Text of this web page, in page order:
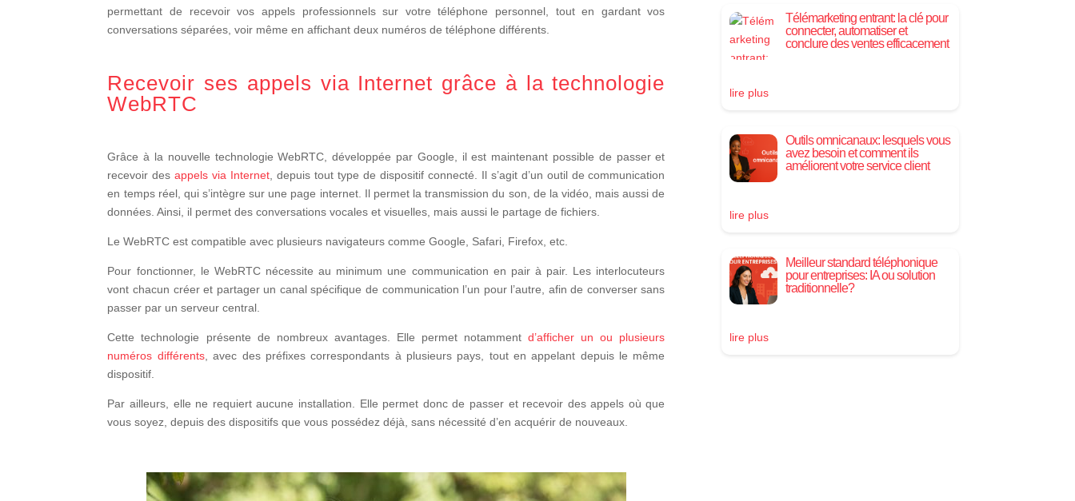
permettant de recevoir vos appels professionnels sur votre téléphone personnel, tout en gardant vos
conversations séparées, voir même en affichant deux numéros de téléphone différents.
Recevoir ses appels via Internet grâce à la technologie
WebRTC
Grâce à la nouvelle technologie WebRTC, développée par Google, il est maintenant possible de passer et
recevoir desappels via Internet , depuis tout type de dispositif connecté. Il s’agit d’un outil de communication
en temps réel, qui s’intègre sur une page internet. Il permet la transmission du son, de la vidéo, mais aussi de
données. Ainsi, il permet des conversations vocales et visuelles, mais aussi le partage de fichiers.
Le WebRTC est compatible avec plusieurs navigateurs comme Google, Safari, Firefox, etc.
Pour fonctionner, le WebRTC nécessite au minimum une communication en pair à pair. Les interlocuteurs
vont chacun créer et partager un canal spécifique de communication l’un pour l’autre, afin de converser sans
passer par un serveur central.
Cette technologie présente de nombreux avantages. Elle permet notammentd’afficher un ou plusieurs
numéros différents, avec des préfixes correspondants à plusieurs pays, tout en appelant depuis le même
dispositif.
Par ailleurs, elle ne requiert aucune installation. Elle permet donc de passer et recevoir des appels où que
vous soyez, depuis des dispositifs que vous possédez déjà, sans nécessité d’en acquérir de nouveaux.
Télémarketing entrant: la clé pour
connecter, automatiser et
conclure des ventes efficacement
lire plus
Outils omnicanaux: lesquels vous
avez besoin et comment ils
améliorent votre service client
lire plus
Meilleur standard téléphonique
pour entreprises: IA ou solution
traditionnelle?
lire plus